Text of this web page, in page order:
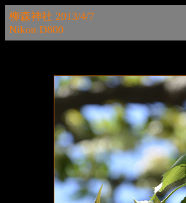
柳森神社 2013/4/7
Nikon D800